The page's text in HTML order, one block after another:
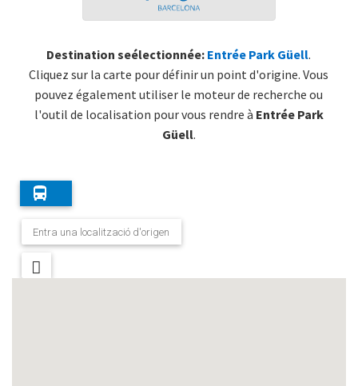
Destination seélectionnée: Entrée Park Güell.
Cliquez sur la carte pour définir un point d'origine. Vous
pouvez également utiliser le moteur de recherche ou
l'outil de localisation pour vous rendre à Entrée Park
Güell.